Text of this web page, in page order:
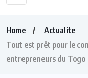
Home
Actualite
Tout est prêt pour le
entrepreneurs du Togo